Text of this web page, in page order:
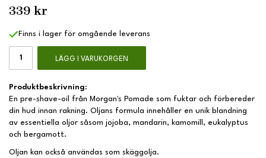
339 kr
Finns i lager för omgående leverans
LÄGG I VARUKORGEN
Produktbeskrivning:
En pre-shave-oil från Morgan's Pomade som fuktar och förbereder
din hud innan rakning. Oljans formula innehåller en unik blandning
av essentiella oljor såsom jojoba, mandarin, kamomill, eukalyptus
och bergamott.
Oljan kan också användas som skäggolja.